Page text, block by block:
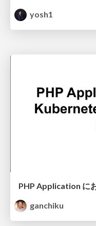
yosh1
PHP Application に
ganchiku